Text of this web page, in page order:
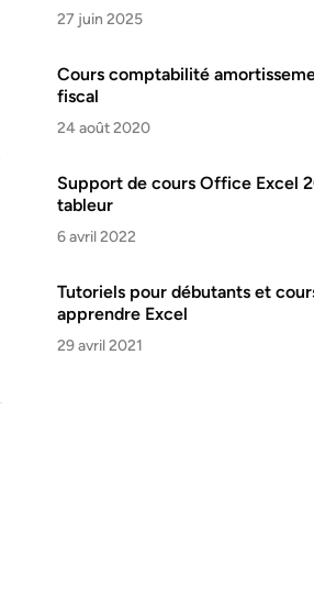
27 juin 2025
Cours comptabilité
fiscal
24 août 2020
Support de cours Office Excel
tableur
6 avril 2022
Tutoriels pour débutants et
apprendre Excel
29 avril 2021